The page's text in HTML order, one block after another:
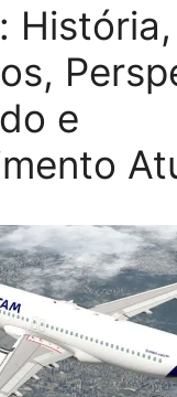
História,
e